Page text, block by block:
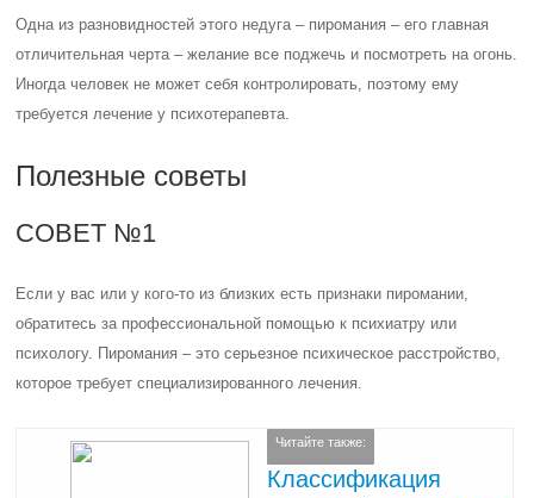
Одна из разновидностей этого недуга – пиромания – его главная
отличительная черта – желание все поджечь и посмотреть на огонь.
Иногда человек не может себя контролировать, поэтому ему
требуется лечение у психотерапевта.
Полезные советы
СОВЕТ №1
Если у вас или у кого-то из близких есть признаки пиромании,
обратитесь за профессиональной помощью к психиатру или
психологу. Пиромания – это серьезное психическое расстройство,
которое требует специализированного лечения.
Читайте также:
Классификация